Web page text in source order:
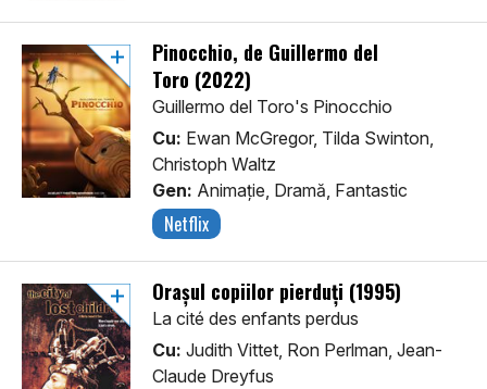
Pinocchio, de Guillermo del
Toro (2022)
Guillermo del Toro's Pinocchio
Cu: Ewan McGregor, Tilda Swinton,
Christoph Waltz
Gen: Animaţie, Dramă, Fantastic
Netflix
Orașul copiilor pierduți (1995)
La cité des enfants perdus
Cu: Judith Vittet, Ron Perlman, Jean-
Claude Dreyfus